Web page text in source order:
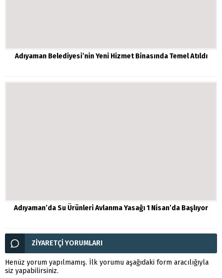
Adıyaman Belediyesi’nin Yeni Hizmet Binasında Temel Atıldı
Adıyaman’da Su Ürünleri Avlanma Yasağı 1 Nisan’da Başlıyor
ZİYARETÇİ YORUMLARI
Henüz yorum yapılmamış. İlk yorumu aşağıdaki form aracılığıyla
siz yapabilirsiniz.